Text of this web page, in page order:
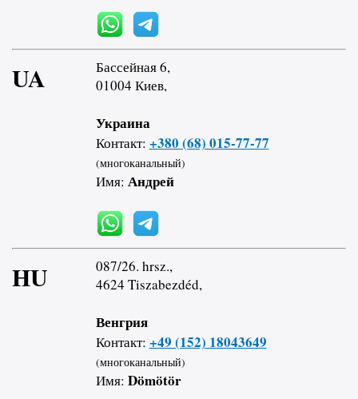
UA
Бассейная 6,
01004 Киев,
Украина
Контакт: +380 (68) 015-77-77
(многоканальный)
Имя: Андрей
HU
087/26. hrsz.,
4624 Tiszabezdéd,
Венгрия
Контакт: +49 (152) 18043649
(многоканальный)
Имя: Dömötör